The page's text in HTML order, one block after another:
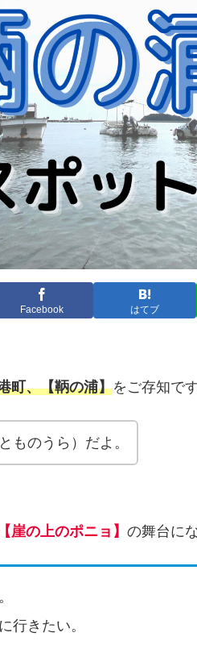
Facebook はてブ
町、【鞆の浦】をご存知で
ものうら）だよ。
【崖の上のポニョ】 の舞台に
行きたい。